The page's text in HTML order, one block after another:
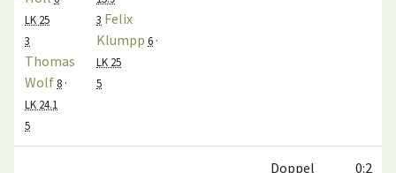
LK 25
3
Thomas
Wolf 8 ·
LK 24.1
5
3 Felix
Klumpp 6 ·
LK 25
5
Doppel 0:2